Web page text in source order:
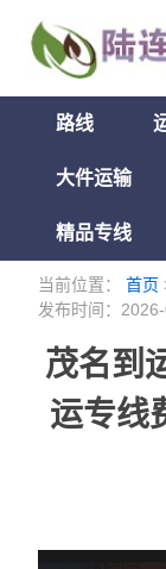
路线
大件运输
精品专线
当前位置：首页
发布时间：
茂名到
运专线